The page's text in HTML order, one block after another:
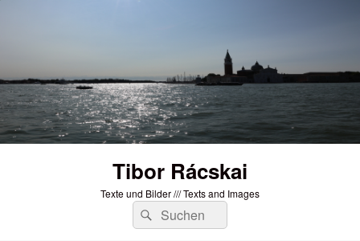
Tibor Rácskai
Texte und Bilder /// Texts and Images
Suchen
nach:
Suchen